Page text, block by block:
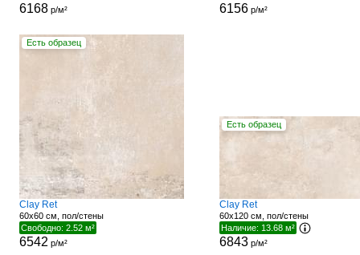
6168р/м² 6156р/м²
Есть образец
Clay Ret
60x60 см, пол/стены
Свободно: 2.52 м²
6542 р/м²
Есть образец
Clay Ret
60x120 см, пол/стены
Наличие: 13.68 м²
6843р/м²